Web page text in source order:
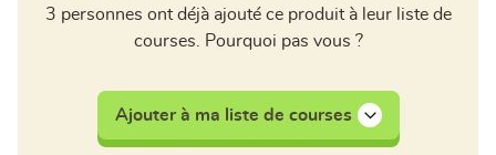
3 personnes ont déjà ajouté ce produit à leur liste de
courses. Pourquoi pas vous ?
Ajouter à ma liste de courses